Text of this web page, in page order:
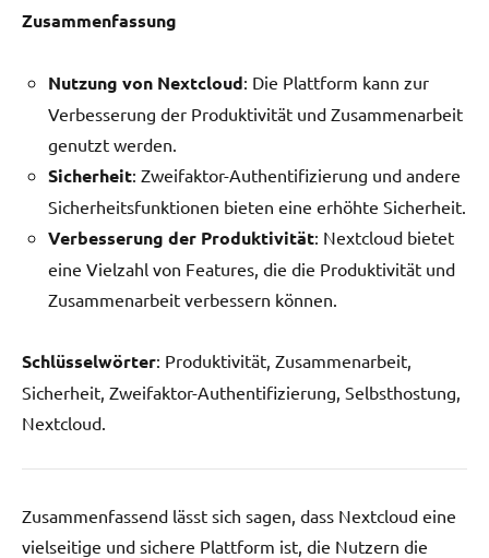
Zusammenfassung
Nutzung von Nextcloud: Die Plattform kann zur
Verbesserung der Produktivität und Zusammenarbeit
genutzt werden.
Sicherheit: Zweifaktor-Authentifizierung und andere
Sicherheitsfunktionen bieten eine erhöhte Sicherheit.
Verbesserung der Produktivität: Nextcloud bietet
eine Vielzahl von Features, die die Produktivität und
Zusammenarbeit verbessern können.
Schlüsselwörter: Produktivität, Zusammenarbeit,
Sicherheit, Zweifaktor-Authentifizierung, Selbsthostung,
Nextcloud.
Zusammenfassend lässt sich sagen, dass Nextcloud eine
vielseitige und sichere Plattform ist, die Nutzern die